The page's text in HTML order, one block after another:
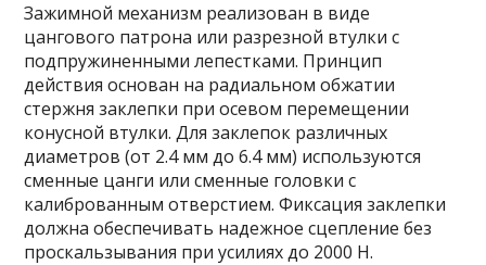
Зажимной механизм реализован в виде
цангового патрона или разрезной втулки с
подпружиненными лепестками. Принцип
действия основан на радиальном обжатии
стержня заклепки при осевом перемещении
конусной втулки. Для заклепок различных
диаметров (от 2.4 мм до 6.4 мм) используются
сменные цанги или сменные головки с
калиброванным отверстием. Фиксация заклепки
должна обеспечивать надежное сцепление без
проскальзывания при усилиях до 2000 Н.